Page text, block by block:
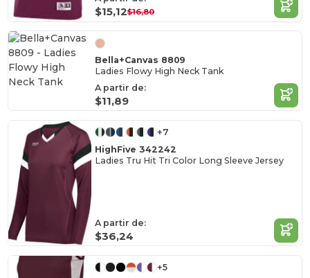
$15,12$16,80
Bella+Canvas 8809
Ladies Flowy High Neck Tank
A partir de:
$11,89
+7
HighFive 342242
Ladies Tru Hit Tri Color Long Sleeve Jersey
A partir de:
$36,24
+5